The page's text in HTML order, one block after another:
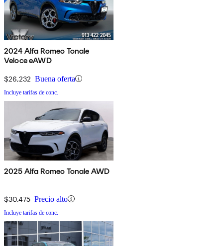
2024 Alfa Romeo Tonale
Veloce eAWD
$26,232 Buena oferta
Incluye tarifas de conc.
2025 Alfa Romeo Tonale AWD
$30,475 Precio alto
Incluye tarifas de conc.